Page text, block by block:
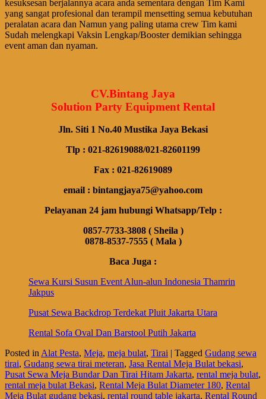
kesuksesan berjalannya acara anda sementara dengan Tim Kami
yang sangat profesional dan terampil mensetting semua kebutuhan
peralatan acara dan Namun yang paling utama crew Tim kami
Sudah melengkapi Vaksin Lengkap/Booster demikian sehingga
event aman dan nyaman.
CV.Bintang Jaya
Solution Party Equipment Rental
Jln. Siti 1 No.40 Mustika Jaya Bekasi
Tlp : 021-82619088/021-82601199
Fax : 021-82619089
email : bintangjaya75@yahoo.com
Pelayanan 24 jam hubungi Whatsapp/Telp :
0857-7733-3808 ( Sheila )
0878-8537-7555 ( Mala )
Baca Juga :
Sewa Kursi Susun Event Alun-alun Indonesia Thamrin
Jakpus
Pusat Sewa Backdrop Terdekat Pluit Jakarta Utara
Rental Sofa Oval Dan Barstool Putih Jakarta
Posted in Alat Pesta, Meja, meja bulat, Tirai | Tagged Gudang sewa
tirai, Gudang sewa tirai meteran, Jasa Rental Meja Bulat bekasi,
Pusat Sewa Meja Bundar Dan Tirai Hitam Jakarta, rental meja bulat,
rental meja bulat Bekasi, Rental Meja Bulat Diameter 180, Rental
Meja Bulat gudang bekasi, rental round table jakarta, Rental Round